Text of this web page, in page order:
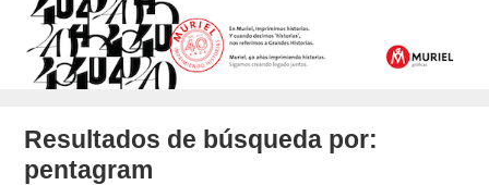
Resultados de búsqueda por:
pentagram